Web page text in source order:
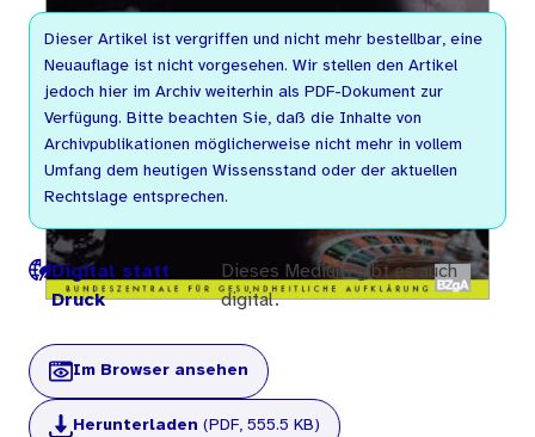
Dieser Artikel ist vergriffen und nicht mehr bestellbar, eine
Neuauflage ist nicht vorgesehen. Wir stellen den Artikel
jedoch hier im Archiv weiterhin als PDF-Dokument zur
Verfügung. Bitte beachten Sie, daß die Inhalte von
Archivpublikationen möglicherweise nicht mehr in vollem
Umfang dem heutigen Wissensstand oder der aktuellen
Rechtslage entsprechen.
Digital statt
Druck
Dieses Medium gibt es auch
digital.
Im Browser ansehen
Herunterladen (PDF, 555.5 KB)